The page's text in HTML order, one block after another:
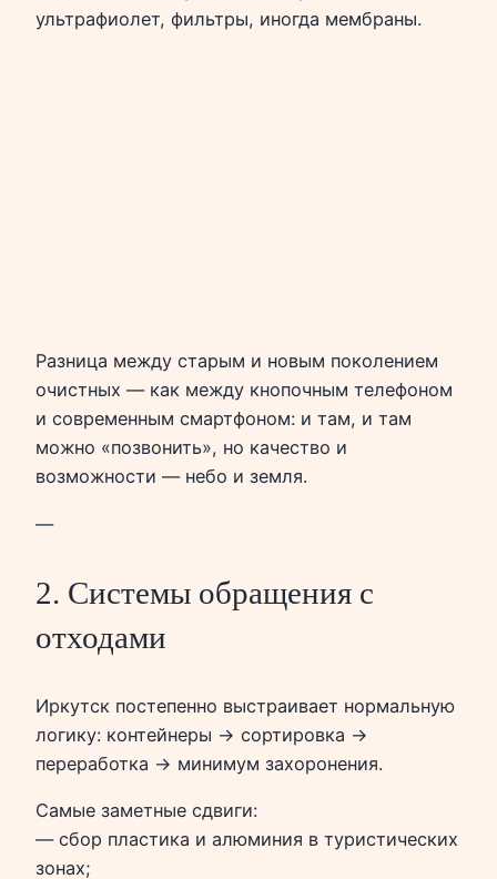
ультрафиолет, фильтры, иногда мембраны.
Разница между старым и новым поколением
очистных — как между кнопочным телефоном
и современным смартфоном: и там, и там
можно «позвонить», но качество и
возможности — небо и земля.
—
2. Системы обращения с
отходами
Иркутск постепенно выстраивает нормальную
логику: контейнеры → сортировка →
переработка → минимум захоронения.
Самые заметные сдвиги:
— сбор пластика и алюминия в туристических
зонах;